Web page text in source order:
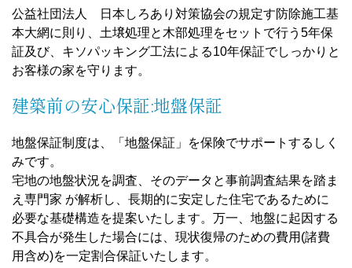
公益社団法人 日本しろあり対策協会の規定す防除施工基
本大網に則り、土壌処理と木部処理をセットで行う5年保
証及び、キソパッキング工法による10年保証でしっかりと
お客様の家を守ります。
建築前の安心保証:地盤保証
地盤保証制度は、「地盤保証」を保険でサポートするしく
みです。
宅地の地盤状況を調査、そのデータと事前調査結果を踏ま
え専門家 が解析し、長期的に安定した住宅であるために
必要な基礎構造を提案いたします。万一、地盤に起因する
不具合が発生した場合には、現状復帰のための費用(諸費
用含め)を一定割合保証いたします。